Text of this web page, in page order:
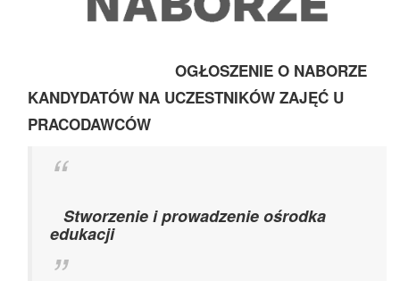
OGŁOSZENIE O NABORZE
KANDYDATÓW NA UCZESTNIKÓW ZAJĘĆ U
PRACODAWCÓW
Stworzenie i prowadzenie ośrodka
edukacji